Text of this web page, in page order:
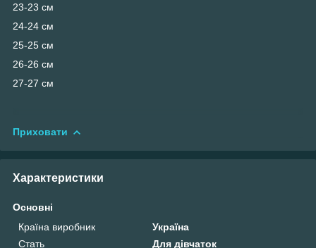
23-23 см
24-24 см
25-25 см
26-26 см
27-27 см
Приховати
Характеристики
Основні
Країна виробник
Україна
Стать
Для дівчаток